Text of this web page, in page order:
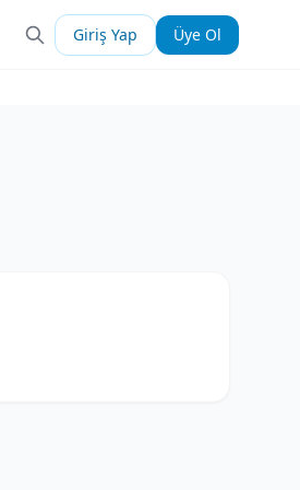
Giriş Yap Üye Ol